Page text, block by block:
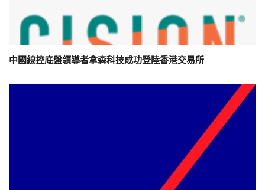
中國線控底盤領導者拿森科技成功登陸香港交易所